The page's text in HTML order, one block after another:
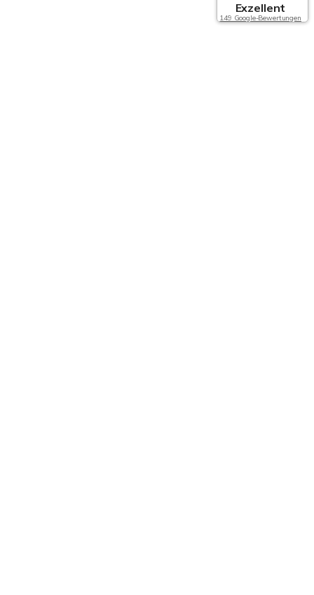
Exzellent
149 Google-Bewertungen